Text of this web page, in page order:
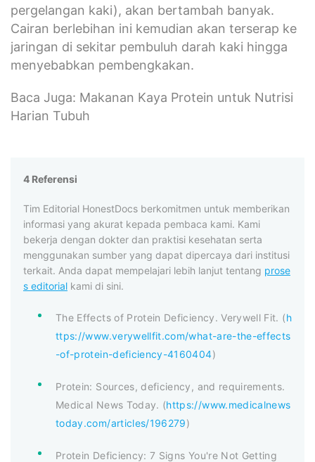
pergelangan kaki), akan bertambah banyak.
Cairan berlebihan ini kemudian akan terserap ke
jaringan di sekitar pembuluh darah kaki hingga
menyebabkan pembengkakan.
Baca Juga: Makanan Kaya Protein untuk Nutrisi
Harian Tubuh
4 Referensi
Tim Editorial HonestDocs berkomitmen untuk memberikan
informasi yang akurat kepada pembaca kami. Kami
bekerja dengan dokter dan praktisi kesehatan serta
menggunakan sumber yang dapat dipercaya dari institusi
terkait. Anda dapat mempelajari lebih lanjut tentang prose
s editorial kami di sini.
The Effects of Protein Deficiency. Verywell Fit. (h
ttps://www.verywellfit.com/what-are-the-effects
-of-protein-deficiency-4160404)
Protein: Sources, deficiency, and requirements.
Medical News Today. (https://www.medicalnews
today.com/articles/196279)
Protein Deficiency: 7 Signs You're Not Getting